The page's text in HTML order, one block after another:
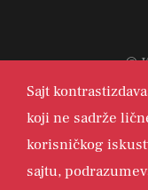
Sajt
koji ne sadrže
korisničkog
sajtu,
©